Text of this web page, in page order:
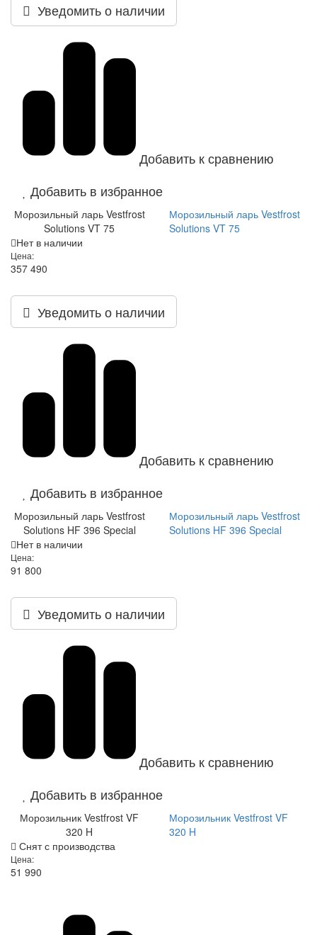
Уведомить о наличии
Добавить к сравнению
Добавить в избранное
Морозильный ларь Vestfrost
Solutions VT 75
Морозильный ларь Vestfrost
Solutions VT 75
Нет в наличии
Цена:
357 490
Уведомить о наличии
Добавить к сравнению
Добавить в избранное
Морозильный ларь Vestfrost
Solutions HF 396 Special
Морозильный ларь Vestfrost
Solutions HF 396 Special
Нет в наличии
Цена:
91 800
Уведомить о наличии
Добавить к сравнению
Добавить в избранное
Морозильник Vestfrost VF
320 H
Морозильник Vestfrost VF
320 H
Снят с производства
Цена:
51 990